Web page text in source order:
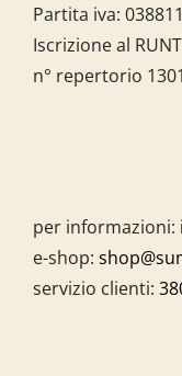
Partita iva:
Iscrizione al
n° repertorio
per informazioni:
e-shop:
servizio clienti: